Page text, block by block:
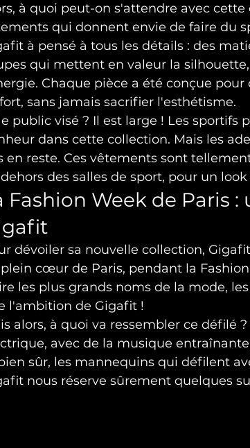
à quoi peut-on s'attendre avec cette
qui donnent envie de faire du
à pensé à tous les détails : des
qui mettent en valeur la
Chaque pièce a été conçue
sans jamais sacrifier l'esthétisme.
public visé ? Il est large ! Les sportifs
dans cette collection. Mais les
en reste. Ces vêtements sont
des salles de sport, pour un
Fashion Week de Paris
dévoiler sa nouvelle collection,
cœur de Paris, pendant la
les plus grands noms de la mode,
l'ambition de Gigafit !
alors, à quoi va ressembler ce défilé
avec de la musique
sûr, les mannequins qui défilent
nous réserve sûrement quelques